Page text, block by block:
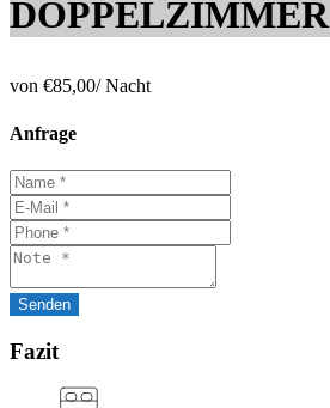
DOPPELZIMMER
von €85,00/ Nacht
Anfrage
Fazit